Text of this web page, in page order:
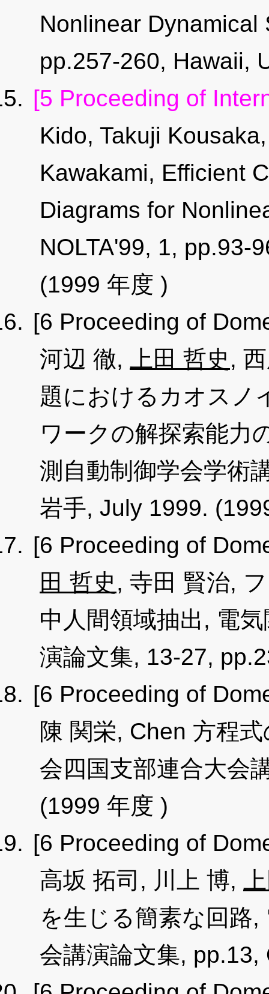
Nonlinear Dynamical
pp.257-260, Hawaii,
[5 Proceeding of
Kido, Takuji
Kawakami, Efficient
Diagrams for
NOLTA'99, 1, pp.93-
(1999 年度 )
[6 Proceeding of
河辺 徹,
上田 哲史 ,
題におけるカオスノ
ワークの解探索能力
測自動制御学会学術
岩手, July 1999.
[6 Proceeding of
田 哲史 , 寺田 賢治,
中人間領域抽出, 電
演論文集, 13-27,
[6 Proceeding of
陳 関栄, Chen 方程
会四国支部連合大会
(1999 年度 )
[6 Proceeding of
高坂 拓司, 川上 博,
を生じる簡素な回路
会講演論文集,